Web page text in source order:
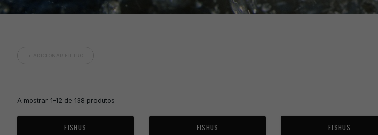
A mostrar 1–12 de 138 produtos
FISHUS FISHUS FISHUS